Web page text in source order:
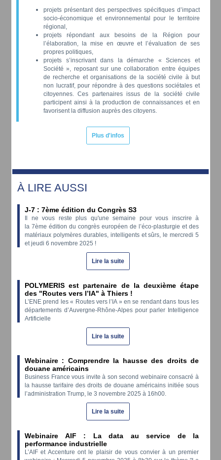
projets présentant des perspectives spécifiques d’impact
socio-économique et environnemental pour le territoire
régional,
projets répondant aux besoins de la Région pour
l’élaboration, la mise en œuvre et l’évaluation de ses
propres politiques,
projets s’inscrivant dans la démarche « Sciences et
Société », reposant sur une collaboration entre équipes
de recherche et organisations de la société civile à but
non lucratif, pour répondre à des questions sociétales et
citoyennes. Ces partenaires issus de la société civile
participent ainsi à la production de connaissances et en
favorisent la diffusion auprès des citoyens.
Plus d'infos
À LIRE AUSSI
J-7 : 7ème édition du Congrès S3
Il ne vous reste plus qu'une semaine pour vous inscrire à
la 7ème édition du congrès européen de l’éco-plasturgie et des
matériaux polymères durables, intelligents et sûrs, le mercredi 5
et jeudi 6 novembre 2025 !
Lire la suite
POLYMERIS est partenaire de la deuxième étape
des "Routes vers l’IA" à Thiers !
L’ENE prend les « Routes vers l’IA » en se rendant dans tous les
départements d’Auvergne-Rhône-Alpes pour parler Intelligence
Artificielle
Lire la suite
Webinaire : Comprendre la hausse des droits de
douane américains
Business France vous invite à son second webinaire consacré à
la hausse tarifaire des droits de douane américains initiée sous
l’administration Trump, le 3 novembre 2025 à 16h00.
Lire la suite
Webinaire AIF : La data au service de la
performance industrielle
L’AIF et Accenture ont le plaisir de vous convier à un premier